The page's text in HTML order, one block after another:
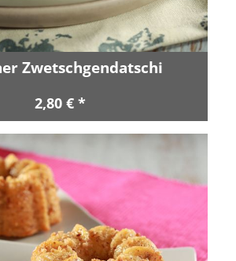
Zwetschgendatschi
2,80 € *